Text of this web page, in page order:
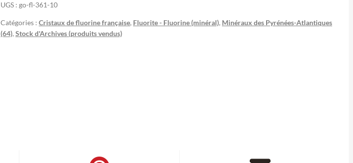
UGS : go-fl-361-10
Catégories : Cristaux de fluorine française, Fluorite - Fluorine (minéral), Minéraux des Pyrénées-Atlantiques
(64), Stock d'Archives (produits vendus)